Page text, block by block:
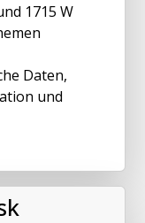
1715 W
Daten,
und